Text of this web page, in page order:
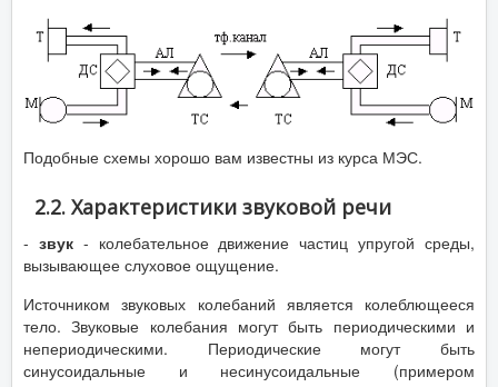
Подобные схемы хорошо вам известны из курса МЭС.
2.2. Характеристики звуковой речи
- звук- колебательное движение частиц упругой среды,
вызывающее слуховое ощущение.
Источником звуковых колебаний является колеблющееся
тело. Звуковые колебания могут быть периодическими и
непериодическими. Периодические могут быть
синусоидальные и несинусоидальные (примером